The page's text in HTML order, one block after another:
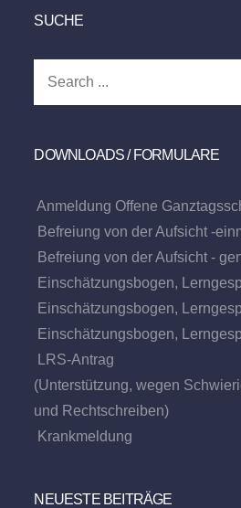
SUCHE
DOWNLOADS / FORMULARE
Anmeldung Offene
Befreiung von der Aufsicht -
Befreiung von der Aufsicht -
Einschätzungsbogen,
Einschätzungsbogen,
Einschätzungsbogen,
LRS-Antrag
(Unterstützung, wegen
und Rechtschreiben)
Krankmeldung
NEUESTE BEITRÄGE